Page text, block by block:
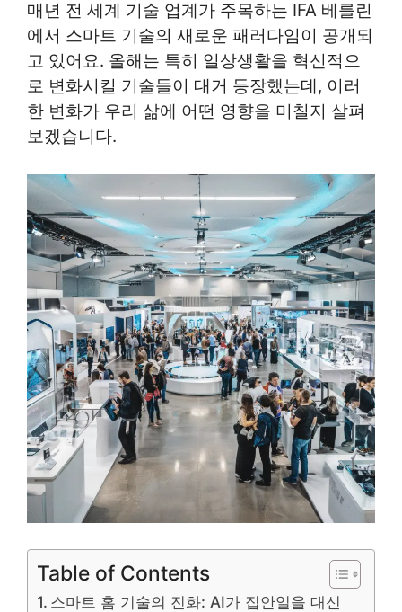
매년 전 세계 기술 업계가 주목하는 IFA 베를린
에서 스마트 기술의 새로운 패러다임이 공개되
고 있어요. 올해는 특히 일상생활을 혁신적으
로 변화시킬 기술들이 대거 등장했는데, 이러
한 변화가 우리 삶에 어떤 영향을 미칠지 살펴
보겠습니다.
Table of Contents
스마트 홈 기술의 진화: AI가 집안일을 대신